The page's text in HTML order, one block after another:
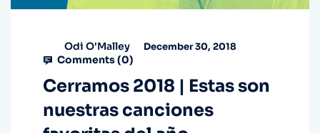
Odi O'Malley December 30, 2018
Comments (0)
Cerramos 2018 | Estas son
nuestras canciones